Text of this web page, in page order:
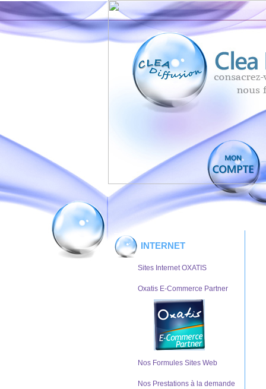
INTERNET
Sites Internet OXATIS
Oxatis E-Commerce Partner
Nos Formules Sites Web
Nos Prestations à la demande